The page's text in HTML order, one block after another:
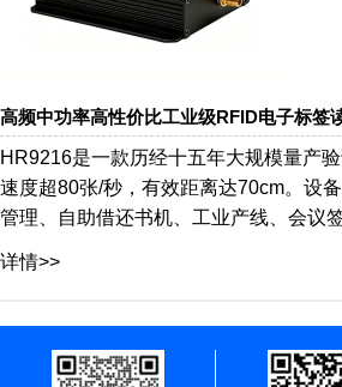
高频中功率高性价比工业级RFID电子标签
HR9216是一款历经十五年大规模量产
速度超80张/秒，有效距离达70cm。设
管理、自助借还书机、工业产线、会议
详情>>